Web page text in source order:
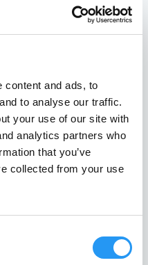
content and ads, to
to analyse our traffic.
your use of our site with
analytics partners who
that you’ve
collected from your use
und